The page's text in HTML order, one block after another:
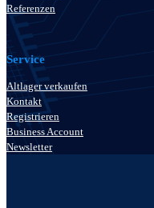
Referenzen
Service
Altlager verkaufen
Kontakt
Registrieren
Business Account
Newsletter